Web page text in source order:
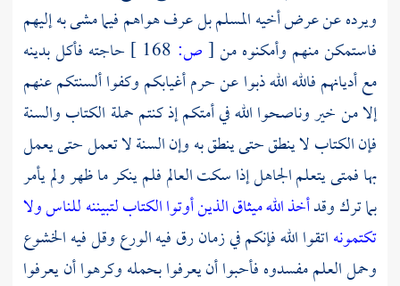
ويرده عن عرض أخيه المسلم بل عرف هواهم فيما مشى به إليهم
فاستمكن منهم وأمكنوه من[ص:
حاجته فأكل بدينه
مع أديانهم فالله الله ذبوا عن حرم أغيابكم وكفوا ألسنتكم عنهم
إلا من خير وناصحوا الله في أمتكم إذ كنتم حملة الكتاب والسنة
فإن الكتاب لا ينطق حتى ينطق به وإن السنة لا تعمل حتى يعمل
بها فمتى يتعلم الجاهل إذا سكت العالم فلم ينكر ما ظهر ولم يأمر
بما ترك وقدأخذ الله ميثاق الذين أوتوا الكتاب لتبيننه للناس ولا
تكتمونهاتقوا الله فإنكم في زمان رق فيه الورع وقل فيه الخشوع
وحمل العلم مفسدوه فأحبوا أن يعرفوا بحمله وكرهوا أن يعرفوا